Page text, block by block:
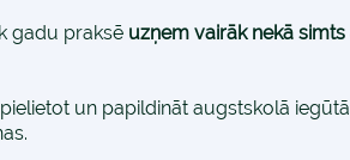
gadu praksē uzņem vairāk nekā
un papildināt augstskolā